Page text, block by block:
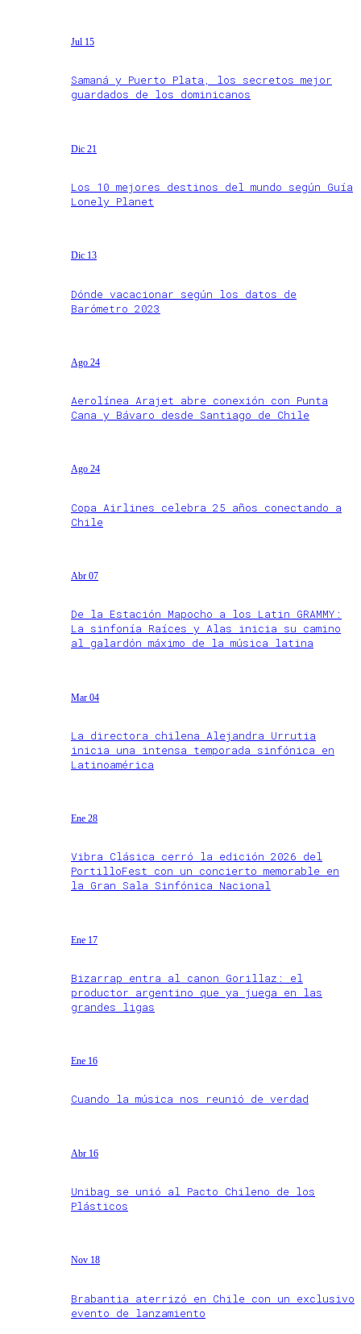
Jul 15
Samaná y Puerto Plata, los secretos mejor
guardados de los dominicanos
Dic 21
Los 10 mejores destinos del mundo según Guía
Lonely Planet
Dic 13
Dónde vacacionar según los datos de
Barómetro 2023
Ago 24
Aerolínea Arajet abre conexión con Punta
Cana y Bávaro desde Santiago de Chile
Ago 24
Copa Airlines celebra 25 años conectando a
Chile
Abr 07
De la Estación Mapocho a los Latin GRAMMY:
La sinfonía Raíces y Alas inicia su camino
al galardón máximo de la música latina
Mar 04
La directora chilena Alejandra Urrutia
inicia una intensa temporada sinfónica en
Latinoamérica
Ene 28
Vibra Clásica cerró la edición 2026 del
PortilloFest con un concierto memorable en
la Gran Sala Sinfónica Nacional
Ene 17
Bizarrap entra al canon Gorillaz: el
productor argentino que ya juega en las
grandes ligas
Ene 16
Cuando la música nos reunió de verdad
Abr 16
Unibag se unió al Pacto Chileno de los
Plásticos
Nov 18
Brabantia aterrizó en Chile con un exclusivo
evento de lanzamiento